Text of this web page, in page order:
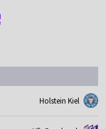
Holstein Kiel